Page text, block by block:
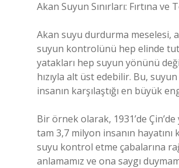
Akan Suyun Sınırları: Fırtına ve
Akan suyu durdurma meselesi,
suyun kontrolünü hep elinde
yatakları hep suyun yönünü
hızıyla alt üst edebilir. Bu,
insanın karşılaştığı en büyük
Bir örnek olarak, 1931’de
tam 3,7 milyon insanın
suyu kontrol etme çabalarına
anlamamız ve ona saygı